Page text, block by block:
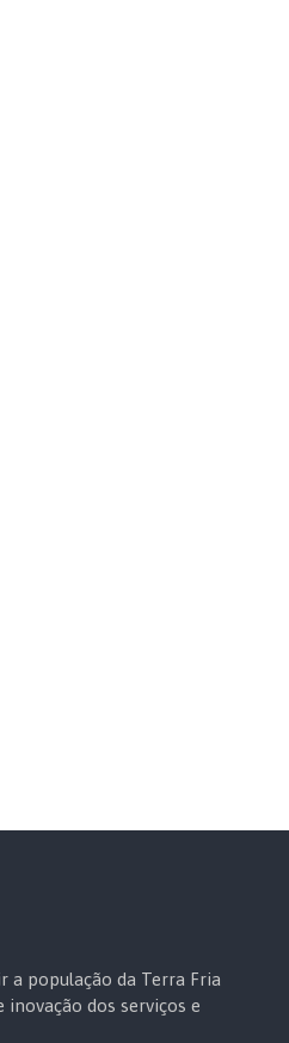
a população da Terra Fria
inovação dos serviços e